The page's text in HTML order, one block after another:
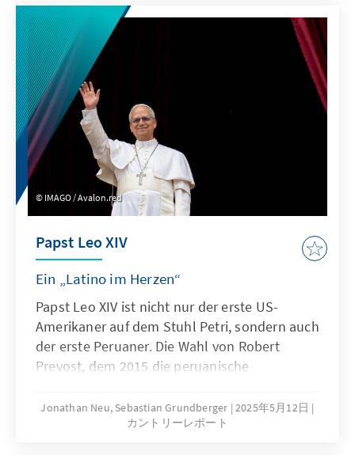
Verbündeten, sein Staatsgebiet für die
Verlegung von Raketen und als
Aufmarschplatz für Truppen an der Grenze zu
Litauen, Polen und der Ukraine. Die für
September gemeinsam geplanten Manöver
„Zapad 2025“ wecken böse Erinnerungen an
die auf „Übungsmanöver“ folgende russische
Großinvasion der Ukraine im Februar 2022.
Rechte und Freiheiten“ (APS), gewählt. Das
Kabinett ist inzwischen 100 Tage im Amt und
man kann als Fazit festhalten, dass es ihm
gelungen ist, die politische Stabilität im Land
wieder herzustellen und wichtige
Weichenstellungen vorzunehmen. Bulgarien
bleibt darüber hinaus weiterhin ein
verlässlicher und wichtiger Partner
Deutschlands.
IMAGO / Avalon.red
Papst Leo XIV
Ein „Latino im Herzen“
Papst Leo XIV ist nicht nur der erste US-
Amerikaner auf dem Stuhl Petri, sondern auch
der erste Peruaner. Die Wahl von Robert
Prevost, dem 2015 die peruanische
ein ganzes Land in einen Freudentaumel. Der
neue Papst ist fest in Lateinamerika
Jonathan Neu, Sebastian Grundberger 2025年5月12日
カントリーレポート